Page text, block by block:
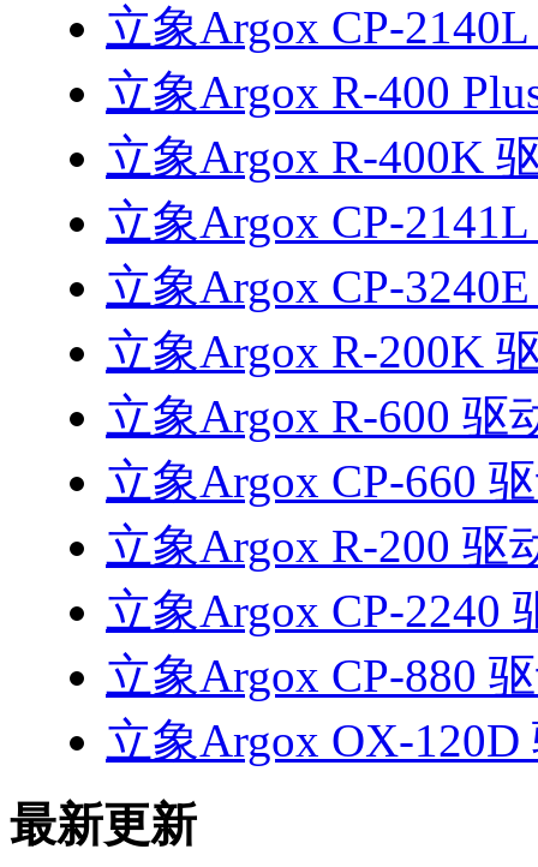
立象Argox CP-
立象Argox R-400
立象Argox R-400K
立象Argox CP-
立象Argox CP-
立象Argox R-200K
立象Argox R-600 驱
立象Argox CP-660
立象Argox R-200 驱
立象Argox CP-2240
立象Argox CP-880
立象Argox OX-120D
最新更新